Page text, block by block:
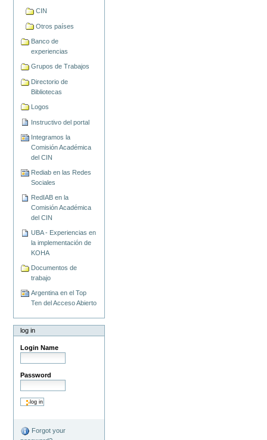
CIN
Otros países
Banco de
experiencias
Grupos de Trabajos
Directorio de
Bibliotecas
Logos
Instructivo del portal
Integramos la
Comisión Académica
del CIN
Rediab en las Redes
Sociales
RedIAB en la
Comisión Académica
del CIN
UBA - Experiencias en
la implementación de
KOHA
Documentos de
trabajo
Argentina en el Top
Ten del Acceso Abierto
log in
Login Name
Password
Forgot your